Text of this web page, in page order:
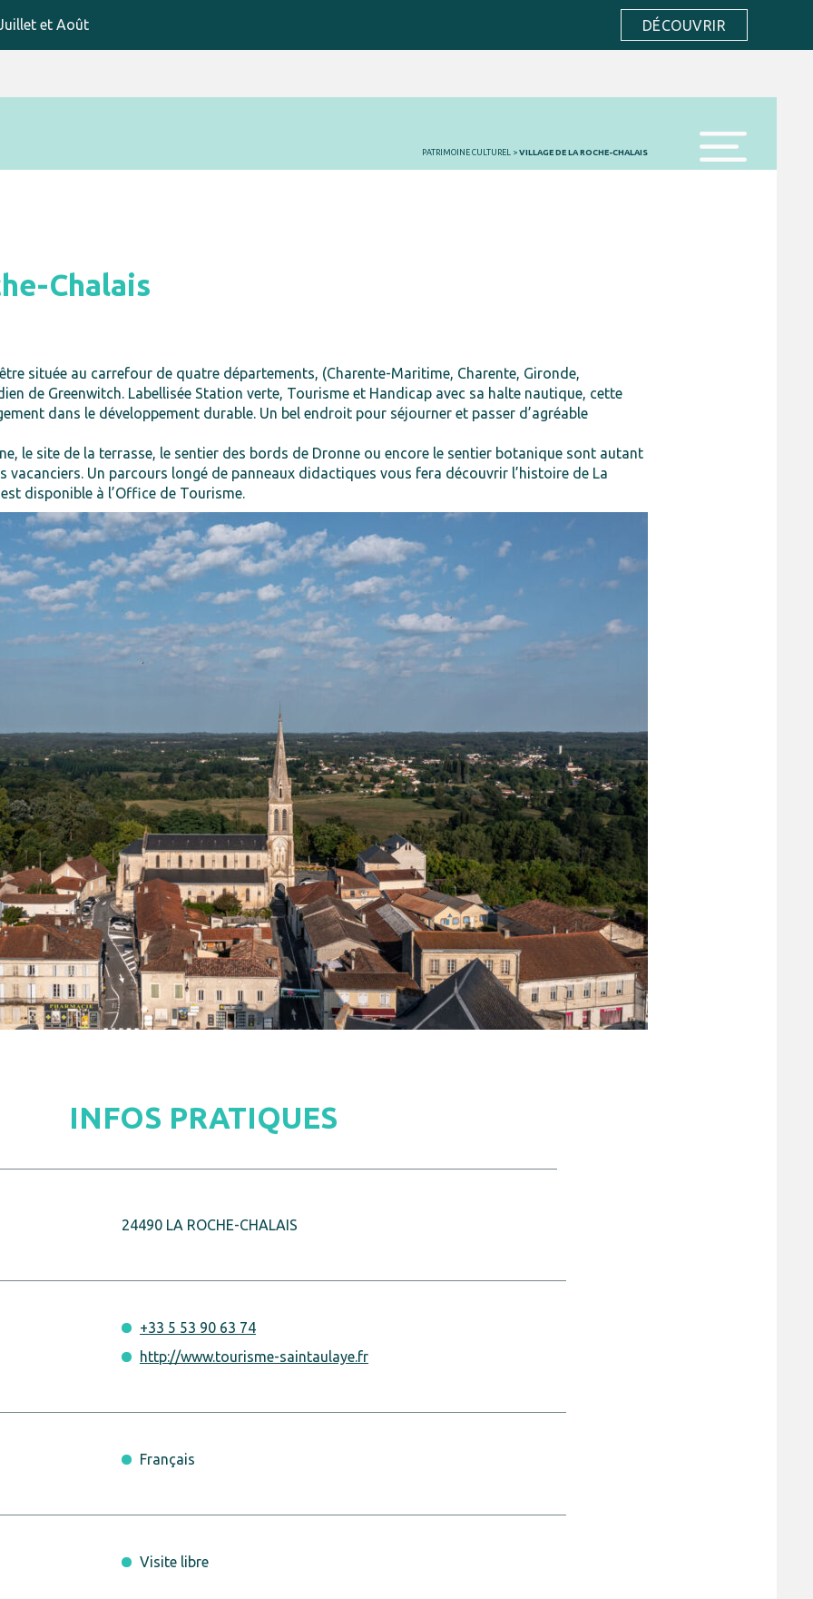
et Août DÉCOUVRIR
PATRIMOINE CULTUREL > VILLAGE DE LA ROCHE-CHALAIS
Chalais
située au carrefour de quatre départements, (Charente-Maritime, Charente, Gironde,
de Greenwitch. Labellisée Station verte, Tourisme et Handicap avec sa halte nautique, cette
dans le développement durable. Un bel endroit pour séjourner et passer d’agréable
le site de la terrasse, le sentier des bords de Dronne ou encore le sentier botanique sont autant
vacanciers. Un parcours longé de panneaux didactiques vous fera découvrir l’histoire de La
disponible à l’Office de Tourisme.
INFOS PRATIQUES
24490 LA ROCHE-CHALAIS
+33 5 53 90 63 74
http://www.tourisme-saintaulaye.fr
Français
Visite libre